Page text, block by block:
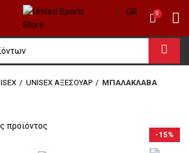
GR 0
UNISEX ΑΞΕΣΟΥΑΡ ΜΠΑΛΑΚΛΑΒΑ
-15%